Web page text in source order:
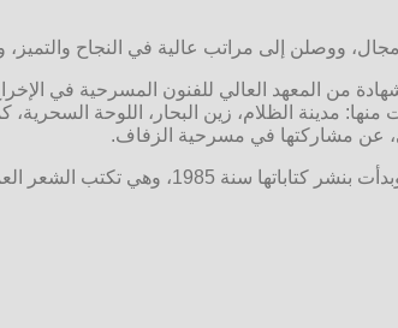
ووصلن إلى مراتب عالية في النجاح والتميز،
كويتية من مواليد عام 1981، حصلت سنة 2005 على شهادة من المعهد
مدينة الظلام، زين البحار، اللوحة
عن مشاركتها في مسرحية الزفاف.
وهي شاعرة سعودية ولدت في جنوب المملكة